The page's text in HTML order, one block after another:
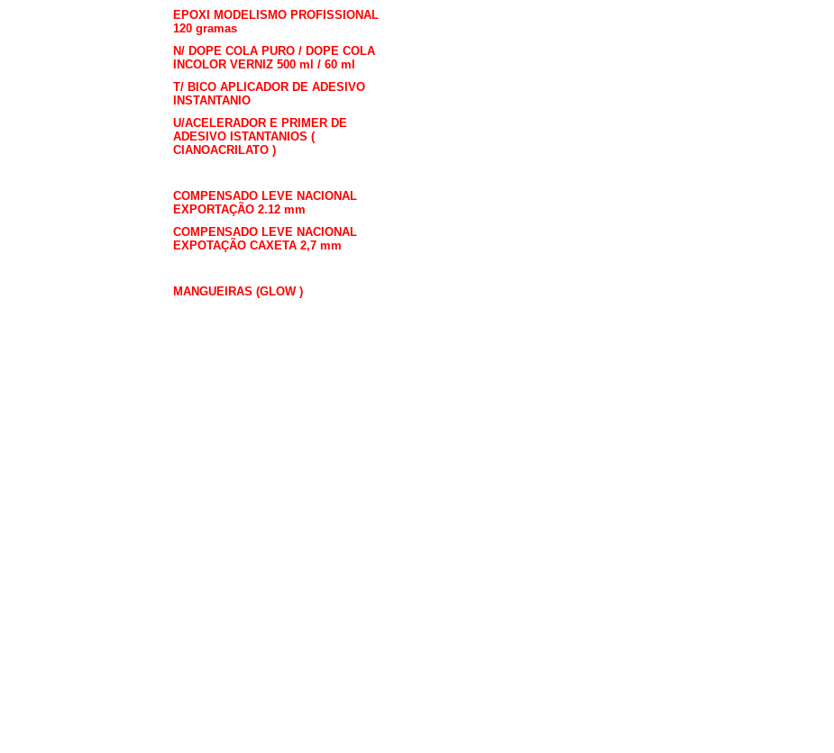
EPOXI MODELISMO PROFISSIONAL
120 gramas
N/ DOPE COLA PURO / DOPE COLA
INCOLOR VERNIZ 500 ml / 60 ml
T/ BICO APLICADOR DE ADESIVO
INSTANTANIO
U/ACELERADOR E PRIMER DE
ADESIVO ISTANTANIOS (
CIANOACRILATO )
COMPENSADO LEVE NACIONAL
EXPORTAÇÃO 2.12 mm
COMPENSADO LEVE NACIONAL
EXPOTAÇÃO CAXETA 2,7 mm
MANGUEIRAS (GLOW )